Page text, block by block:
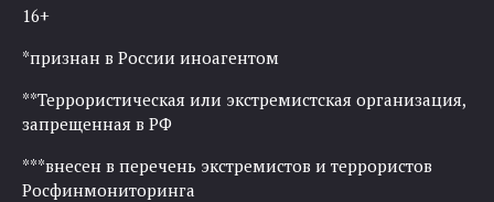
16+
*признан в России иноагентом
**Террористическая или экстремистская организация,
запрещенная в РФ
***внесен в перечень экстремистов и террористов
Росфинмониторинга